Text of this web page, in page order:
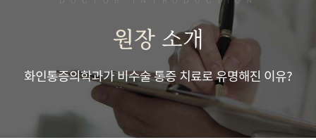
원장 소개
화인통증의학과가 비수술 통증 치료로 유명해진 이유?